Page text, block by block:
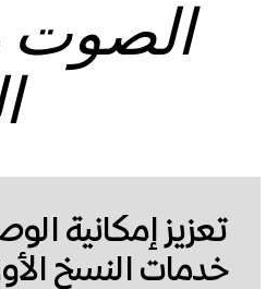
الصوت
تعزيز إمكانية
خدمات النسخ